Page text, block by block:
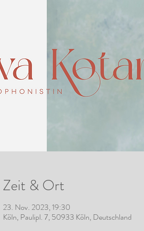
Zeit & Ort
23. Nov. 2023, 19:30
Köln, Paulipl. 7, 50933 Köln, Deutschland